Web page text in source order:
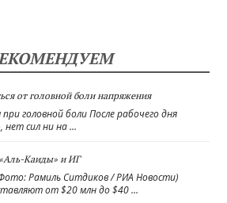
от головной боли напряжения
головной боли После рабочего дня
нет сил ни на …
Каиды» и ИГ
Рамиль Ситдиков / РИА Новости)
от $20 млн до $40 …